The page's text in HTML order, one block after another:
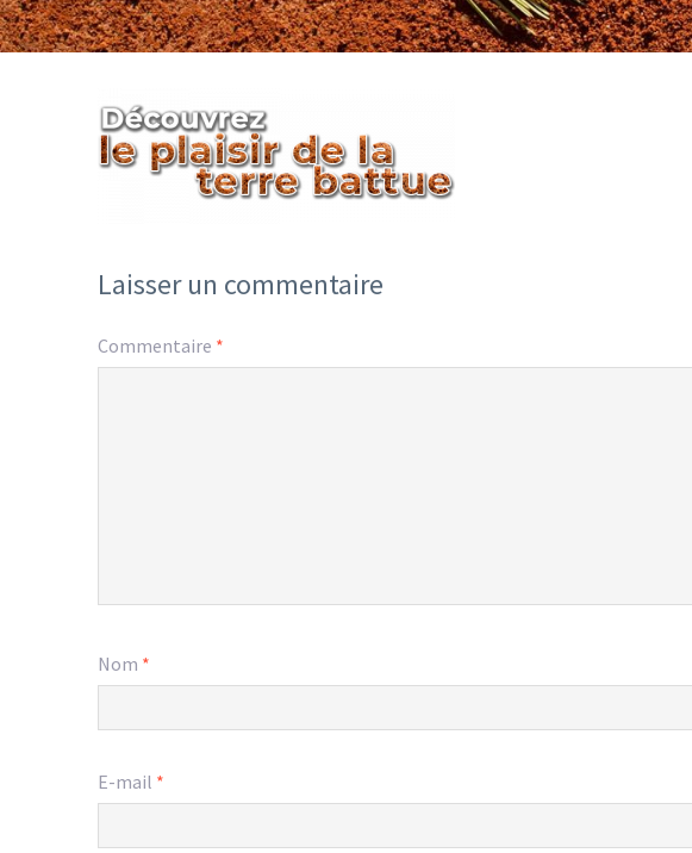
Laisser un commentaire
Commentaire *
Nom *
E-mail *